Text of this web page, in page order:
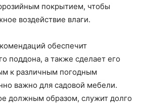
покрытием, чтобы
воздействие влаги.
обеспечит
поддона, а также сделает его
к различным погодным
важно для садовой мебели.
должным образом, служит долго